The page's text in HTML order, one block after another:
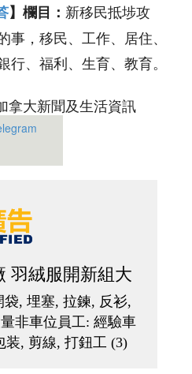
】欄目： 新移民抵埗攻
，移民、工作、居住、
、福利、生育、教育。
拿大新聞及生活資訊